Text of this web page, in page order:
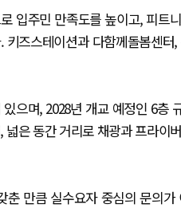
입주민 만족도를 높이고, 피트
즈스테이션과 다함께돌봄센터
으며, 2028년 개교 예정인 6층
은 동간 거리로 채광과 프라이
만큼 실수요자 중심의 문의가